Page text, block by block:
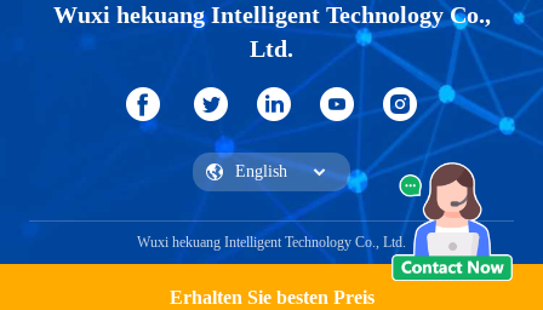
Erhalten Sie besten Preis
Wuxi hekuang Intelligent Technology Co.,
Ltd.
Wuxi hekuang Intelligent Technology Co., Ltd.
Ein Angebot bekommen